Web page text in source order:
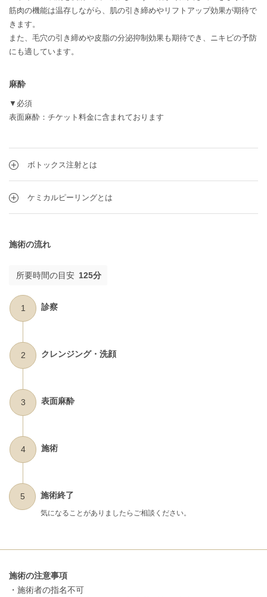
筋肉の機能は温存しながら、肌の引き締めやリフトアップ効果が期待で
きます。
また、毛穴の引き締めや皮脂の分泌抑制効果も期待でき、ニキビの予防
にも適しています。
麻酔
▼必須
表面麻酔：チケット料金に含まれております
ボトックス注射とは
ケミカルピーリングとは
施術の流れ
所要時間の目安 125分
1 診察
2 クレンジング・洗顔
3 表面麻酔
4 施術
5 施術終了
気になることがありましたらご相談ください。
施術の注意事項
・施術者の指名不可